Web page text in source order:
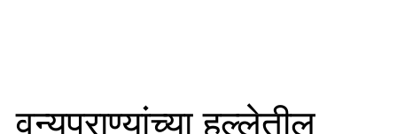
वन्यप्राण्यांच्या हल्लेतील